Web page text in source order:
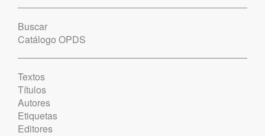
Buscar
Catálogo OPDS
Textos
Títulos
Autores
Etiquetas
Editores